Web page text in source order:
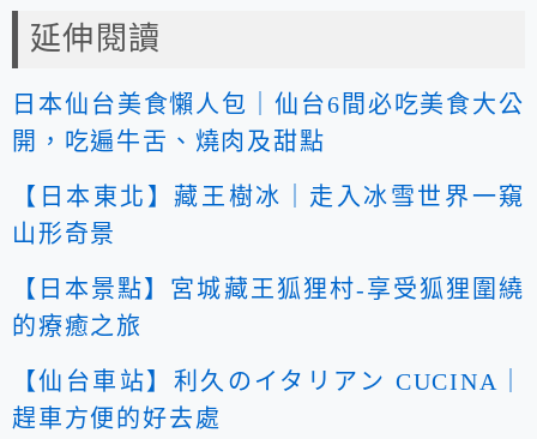
延伸閱讀
日本仙台美食懶人包｜仙台6間必吃美食大公
開，吃遍牛舌、燒肉及甜點
【日本東北】藏王樹冰｜走入冰雪世界一窺
山形奇景
【日本景點】宮城藏王狐狸村-享受狐狸圍繞
的療癒之旅
【仙台車站】利久のイタリアン CUCINA｜
趕車方便的好去處